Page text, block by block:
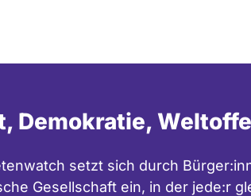
Demokratie,
setzt sich durch
Gesellschaft ein, in der jede:r